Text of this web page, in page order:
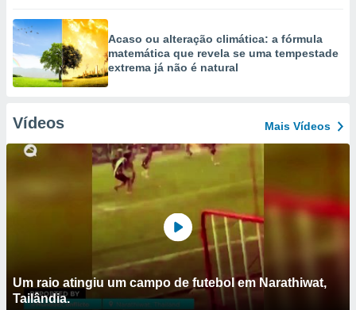
Acaso ou alteração climática: a fórmula
matemática que revela se uma tempestade
extrema já não é natural
Vídeos Mais Vídeos
Um raio atingiu um campo de futebol em Narathiwat,
Tailândia.